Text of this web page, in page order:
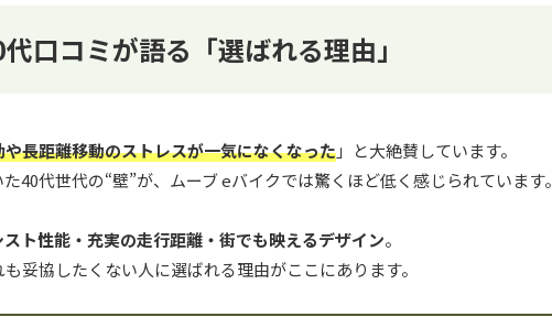
口コミが語る「選ばれる理由」
や長距離移動のストレスが一気になくなった」と大絶賛しています。
40代世代の“壁”が、ムーブ eバイクでは驚くほど低く感じられています。
ト性能・充実の走行距離・街でも映えるデザイン。
妥協したくない人に選ばれる理由がここにあります。